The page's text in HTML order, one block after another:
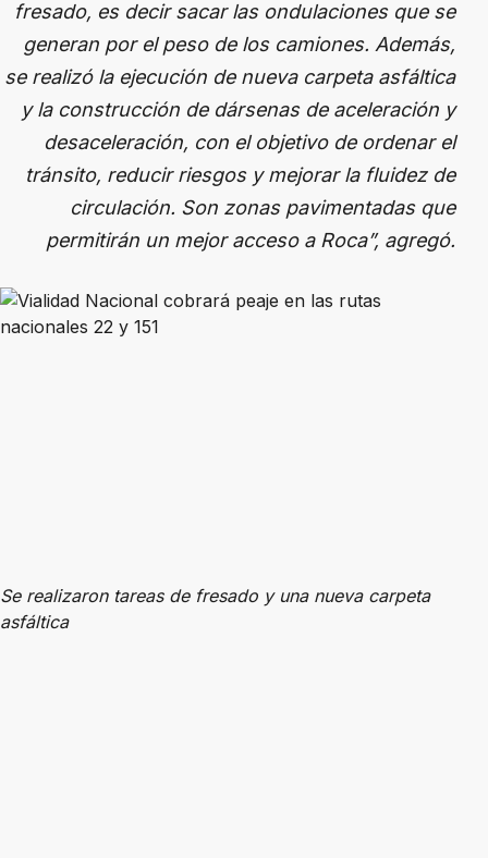
fresado, es decir sacar las ondulaciones que se
generan por el peso de los camiones. Además,
se realizó la ejecución de nueva carpeta asfáltica
y la construcción de dársenas de aceleración y
desaceleración, con el objetivo de ordenar el
tránsito, reducir riesgos y mejorar la fluidez de
circulación. Son zonas pavimentadas que
permitirán un mejor acceso a Roca”, agregó.
Se realizaron tareas de fresado y una nueva carpeta
asfáltica